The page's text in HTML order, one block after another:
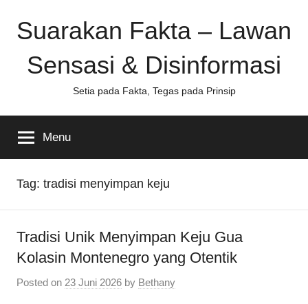
Suarakan Fakta – Lawan
Sensasi & Disinformasi
Setia pada Fakta, Tegas pada Prinsip
Menu
Tag: tradisi menyimpan keju
Tradisi Unik Menyimpan Keju Gua
Kolasin Montenegro yang Otentik
Posted on 23 Juni 2026 by Bethany